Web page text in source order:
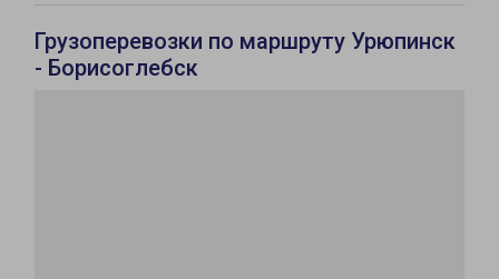
Грузоперевозки по маршруту Урюпинск
- Борисоглебск